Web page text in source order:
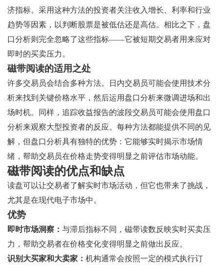
济指标。采用这种方法的投资者关注收入增长、利率和行业
趋势等因素，以判断股票是被低估还是高估。相比之下，盘
口分析则完全忽略了这些指标——它被短期交易者用来应对
即时的买卖压力。
磁带阅读的适用之处
许多交易员会结合多种方法。日内交易员可能会使用技术分
析来找到关键价格水平，然后运用盘口分析来微调进场和出
场时机。同样，追踪收益报告的波段交易员可能会使用盘口
分析来观察大型投资者的反应。每种方法都能提供不同的见
解，但盘口分析具有独特的优势：它能够实时揭示市场情
绪，帮助交易员在价格走势变得明显之前评估市场动能。
磁带阅读的优点和缺点
读盘可以让交易者了解实时市场活动，但它也带来了挑战，
尤其是在现代电子市场中。
优势
即时市场洞察： 与滞后指标不同，磁带读数反映实时买卖压
力，帮助交易者在价格变化变得明显之前做出反应。
识别大买家和大卖家： 机构通常会按照一定的模式执行订